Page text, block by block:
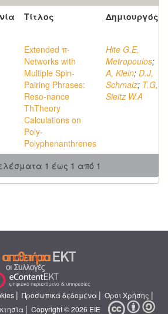
Τίτλος Δημιουργός
Extended π-
Networks with
Multiple Spin-
Pairing Phrases:
Reso-nance
ThTheory
Calculations on
Poly-
Polyphenanthrenes
Hite G.E,
Metropoulos;
A, Klein; D.J,
Schmalz; T.G,
Sieitz W.A
1 έως 1 από 1
| Προσωπικά δεδομένα | Όροι Χρήσης |
| Copyright © 2026 ΕΙΕ